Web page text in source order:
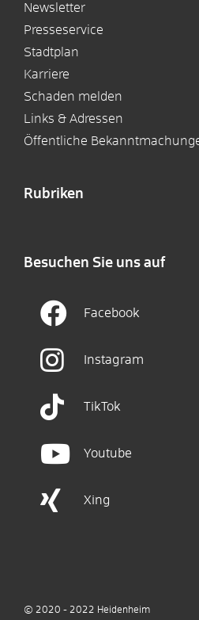
Newsletter
Presseservice
Stadtplan
Karriere
Schaden melden
Links & Adressen
Öffentliche
Rubriken
Besuchen Sie uns auf
Facebook
Instagram
TikTok
Youtube
Xing
© 2020 - 2022 Heidenheim